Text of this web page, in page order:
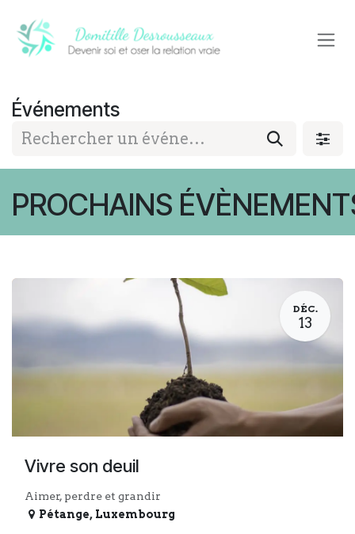
Événements
PROCHAINS
DÉC.
13
Vivre son deuil
Aimer, perdre et grandir
Pétange, Luxembourg